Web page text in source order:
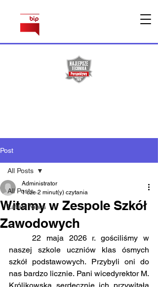
Post
All Posts
Latest News
All Posts
Witamy w Zespole Szkół
Zawodowych
Administrator
1 cze 2 minut(y) czytania
naszej szkole uczniów klas ósmych
szkół podstawowych. Przybyli oni do
nas bardzo licznie. Pani wicedyrektor M.